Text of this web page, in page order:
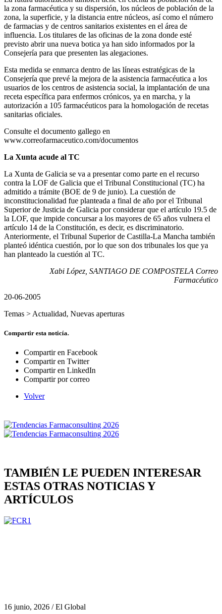
la zona farmacéutica y su dispersión, los núcleos de población de la
zona, la superficie, y la distancia entre núcleos, así como el número
de farmacias y de centros sanitarios existentes en el área de
influencia. Los titulares de las oficinas de la zona donde esté
previsto abrir una nueva botica ya han sido informados por la
Consejería para que presenten las alegaciones.
Esta medida se enmarca dentro de las líneas estratégicas de la
Consejería que prevé la mejora de la asistencia farmacéutica a los
usuarios de los centros de asistencia social, la implantación de una
receta específica para enfermos crónicos, ya en marcha, y la
autorización a 105 farmacéuticos para la homologación de recetas
sanitarias oficiales.
Consulte el documento gallego en
www.correofarmaceutico.com/documentos
La Xunta acude al TC
La Xunta de Galicia se va a presentar como parte en el recurso
contra la LOF de Galicia que el Tribunal Constitucional (TC) ha
admitido a trámite (BOE de 9 de junio). La cuestión de
inconstitucionalidad fue planteada a final de año por el Tribunal
Superior de Justicia de Galicia por considerar que el artículo 19.5 de
la LOF, que impide concursar a los mayores de 65 años vulnera el
artículo 14 de la Constitución, es decir, es discriminatorio.
Anteriormente, el Tribunal Superior de Castilla-La Mancha también
planteó idéntica cuestión, por lo que son dos tribunales los que ya
han planteado la cuestión al TC.
Xabi López, SANTIAGO DE COMPOSTELA Correo
Farmacéutico
20-06-2005
Temas > Actualidad, Nuevas aperturas
Compartir esta noticía.
Compartir en Facebook
Compartir en Twitter
Compartir en LinkedIn
Compartir por correo
Volver
TAMBIÉN LE PUEDEN INTERESAR
ESTAS OTRAS NOTICIAS Y
ARTÍCULOS
16 junio, 2026 / El Global